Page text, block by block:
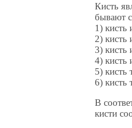
Кисть
бывают
1) кисть
2) кисть
3) кисть
4) кисть
5) кисть
6) кисть
В
кисти